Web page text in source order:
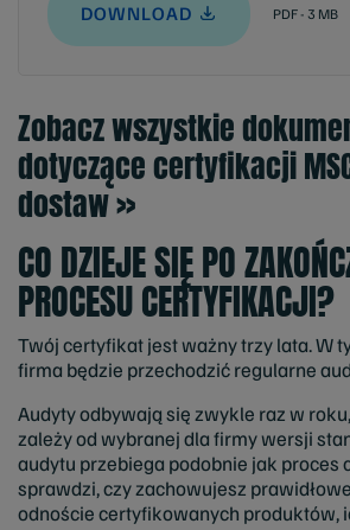
DOWNLOAD PDF - 3 MB
Zobacz wszystkie
dotyczące certyfikacji
dostaw >>
CO DZIEJE SIĘ PO
PROCESU CERTYFIKACJI?
Twój certyfikat jest ważny trzy lata. W
firma będzie przechodzić regularne
Audyty odbywają się zwykle raz w
zależy od wybranej dla firmy wersji
audytu przebiega podobnie jak proces
sprawdzi, czy zachowujesz
odnoście certyfikowanych produktów,